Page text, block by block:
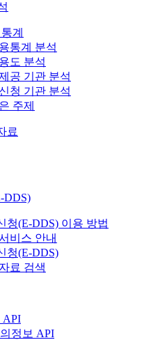
계
통계 분석
도 분석
공 기관 분석
청 기관 분석
주제
료
DDS)
청(E-DDS) 이용 방법
비스 안내
청(E-DDS)
료 검색
API
정보 API